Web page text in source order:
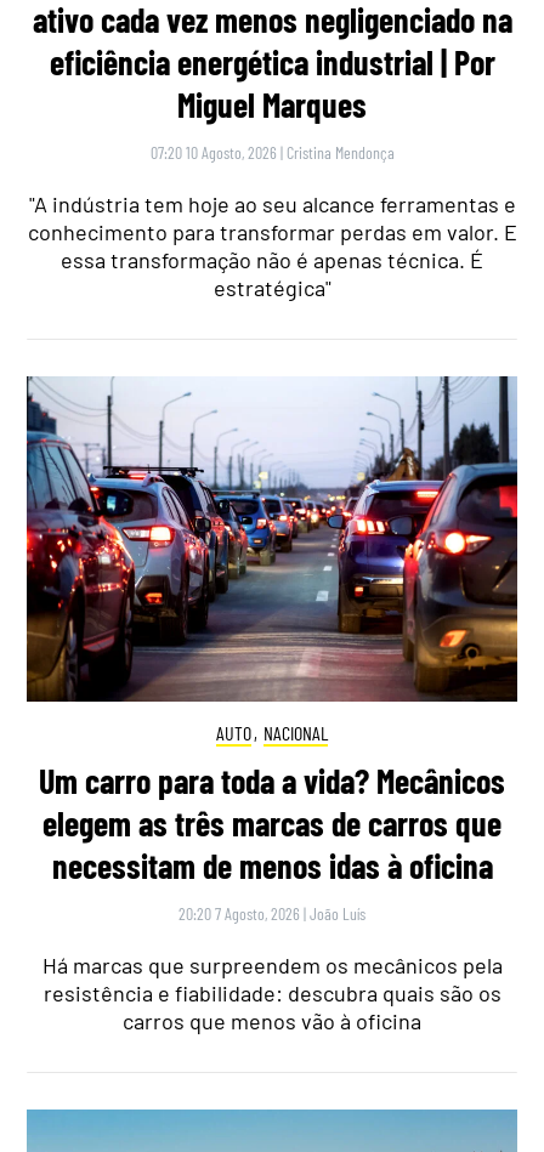
ativo cada vez menos negligenciado na
eficiência energética industrial | Por
Miguel Marques
07:20 10 Agosto, 2026 | Cristina Mendonça
"A indústria tem hoje ao seu alcance ferramentas e
conhecimento para transformar perdas em valor. E
essa transformação não é apenas técnica. É
estratégica"
AUTO, NACIONAL
Um carro para toda a vida? Mecânicos
elegem as três marcas de carros que
necessitam de menos idas à oficina
20:20 7 Agosto, 2026 |João Luís
Há marcas que surpreendem os mecânicos pela
resistência e fiabilidade: descubra quais são os
carros que menos vão à oficina